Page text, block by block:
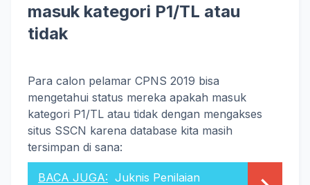
masuk kategori P1/TL atau
tidak
Para calon pelamar CPNS 2019 bisa
mengetahui status mereka apakah masuk
kategori P1/TL atau tidak dengan mengakses
situs SSCN karena database kita masih
tersimpan di sana:
BACA JUGA: Juknis Penilaian